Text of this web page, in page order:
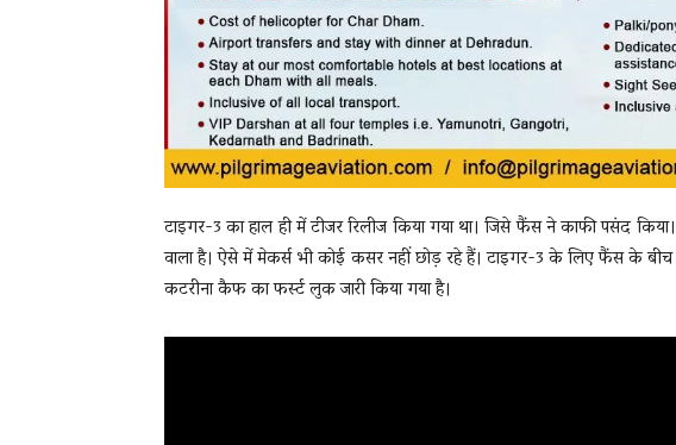
टाइगर-3 का हाल ही में टीजर रिलीज किया गया था। जिसे फैंस ने काफी पसंद
वाला है। ऐसे में मेकर्स भी कोई कसर नहीं छोड़ रहे हैं। टाइगर-3 के लिए फैंस के
कटरीना कैफ का फर्स्ट लुक जारी किया गया है।